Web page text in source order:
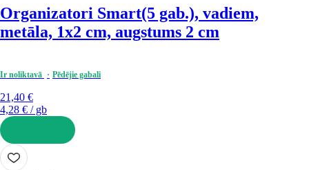
Organizatori Smart(5 gab.), vadiem,
metāla, 1x2 cm, augstums 2 cm
Ir noliktavā Pēdējie gabali
21,40 €
4,28 € / gb
LIKT GROZĀ